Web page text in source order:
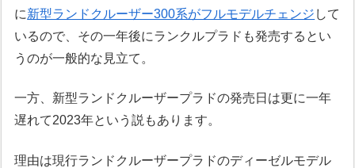
に新型ランドクルーザー300系がフルモデルチェンジ して
いるので、その一年後にランクルプラドも発売するとい
うのが一般的な見立て。
一方、新型ランドクルーザープラドの発売日は更に一年
遅れて2023年という説もあります。
理由は現行ランドクルーザープラドのディーゼルモデル